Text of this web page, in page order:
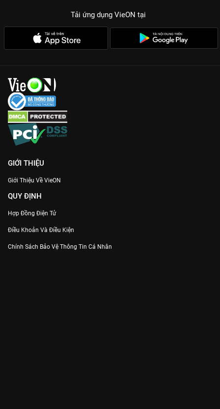
Tải ứng dụng VieON tại
GIỚI THIỆU
Giới Thiệu Về VieON
QUY ĐỊNH
Hợp Đồng Điện Tử
Điều Khoản Và Điều Kiện
Chính Sách Bảo Vệ Thông Tin Cá Nhân